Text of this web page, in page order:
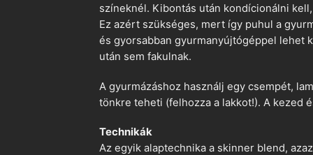
színeknél. Kibontás után kondícionálni
Ez azért szükséges, mert így puhul a
és gyorsabban gyurmanyújtógéppel lehet
után sem fakulnak.
A gyurmázáshoz használj egy csempét,
tönkre teheti (felhozza a lakkot!). A kezed
Technikák
Az egyik alaptechnika a skinner blend,